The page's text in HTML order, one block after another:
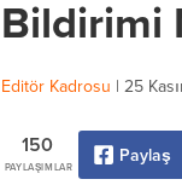
Bildirimi
Editör Kadrosu | 25
PAYLAŞIMLAR
150 Paylaş